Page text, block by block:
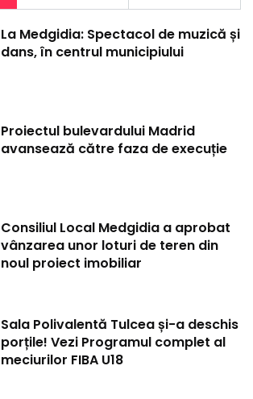
La Medgidia: Spectacol de muzică și
dans, în centrul municipiului
Proiectul bulevardului Madrid
avansează către faza de execuție
Consiliul Local Medgidia a aprobat
vânzarea unor loturi de teren din
noul proiect imobiliar
Sala Polivalentă Tulcea și-a deschis
porțile! Vezi Programul complet al
meciurilor FIBA U18